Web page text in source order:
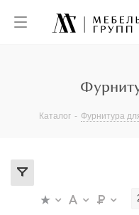
Каталог - Фурнитура